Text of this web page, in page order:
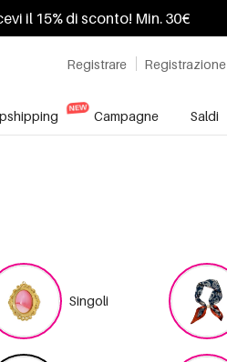
il 15% di sconto! Min. 30€
Registrare Registrazione
Campagne Saldi
Singoli